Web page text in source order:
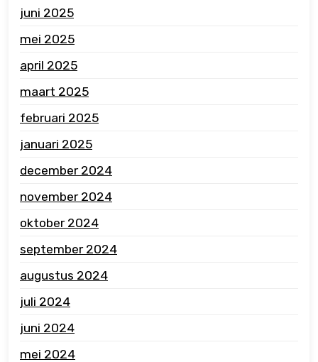
juni 2025
mei 2025
april 2025
maart 2025
februari 2025
januari 2025
december 2024
november 2024
oktober 2024
september 2024
augustus 2024
juli 2024
juni 2024
mei 2024